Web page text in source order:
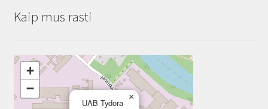
Kaip mus rasti
UAB Tydora
×
+
−